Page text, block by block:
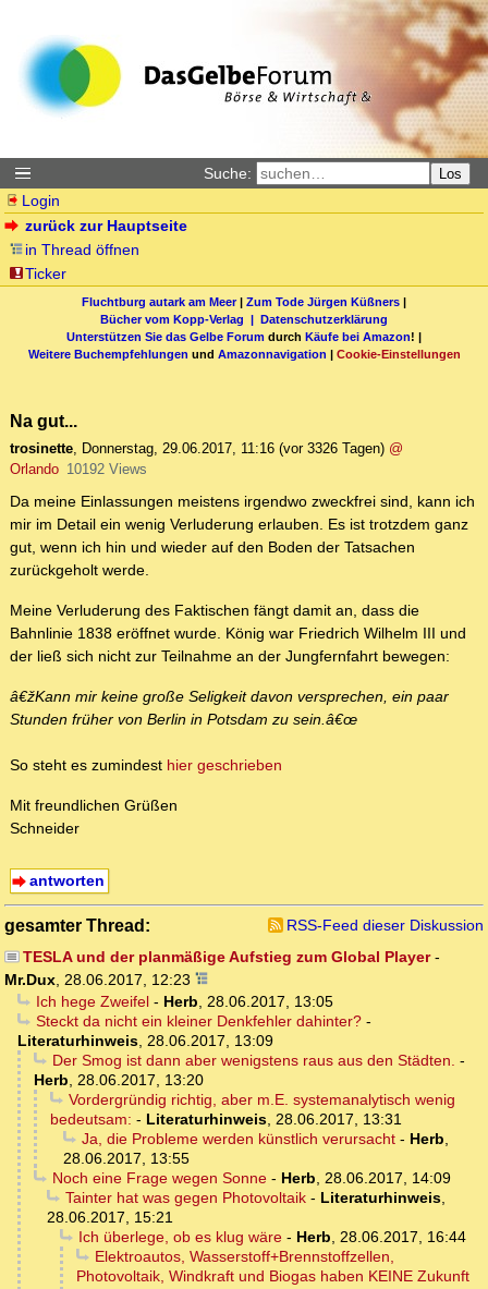
Suche: Los
Login
zurück zur Hauptseite
in Thread öffnen
Ticker
Fluchtburg autark am Meer| Zum Tode Jürgen Küßners |
Bücher vom Kopp-Verlag | Datenschutzerklärung
Unterstützen Sie das Gelbe Forum durch Käufe bei Amazon! |
Weitere Buchempfehlungen und Amazonnavigation | Cookie-Einstellungen
Na gut...
trosinette, Donnerstag, 29.06.2017, 11:16 (vor 3326 Tagen) @
Orlando 10192 Views
Da meine Einlassungen meistens irgendwo zweckfrei sind, kann ich
mir im Detail ein wenig Verluderung erlauben. Es ist trotzdem ganz
gut, wenn ich hin und wieder auf den Boden der Tatsachen
zurückgeholt werde.
Meine Verluderung des Faktischen fängt damit an, dass die
Bahnlinie 1838 eröffnet wurde. König war Friedrich Wilhelm III und
der ließ sich nicht zur Teilnahme an der Jungfernfahrt bewegen:
â€žKann mir keine große Seligkeit davon versprechen, ein paar
Stunden früher von Berlin in Potsdam zu sein.â€œ
So steht es zumindest hier geschrieben
Mit freundlichen Grüßen
Schneider
antworten
gesamter Thread:
RSS-Feed dieser Diskussion
TESLA und der planmäßige Aufstieg zum Global Player-
Mr.Dux, 28.06.2017, 12:23
Ich hege Zweifel- Herb, 28.06.2017, 13:05
Steckt da nicht ein kleiner Denkfehler dahinter?-
Literaturhinweis, 28.06.2017, 13:09
Der Smog ist dann aber wenigstens raus aus den Städten. -
Herb, 28.06.2017, 13:20
Vordergründig richtig, aber m.E. systemanalytisch wenig
bedeutsam: - Literaturhinweis, 28.06.2017, 13:31
Ja, die Probleme werden künstlich verursacht- Herb,
28.06.2017, 13:55
Noch eine Frage wegen Sonne- Herb, 28.06.2017, 14:09
Tainter hat was gegen Photovoltaik- Literaturhinweis,
28.06.2017, 15:21
Ich überlege, ob es klug wäre- Herb, 28.06.2017, 16:44
Elektroautos, Wasserstoff+Brennstoffzellen,
Photovoltaik, Windkraft und Biogas haben KEINE Zukunft